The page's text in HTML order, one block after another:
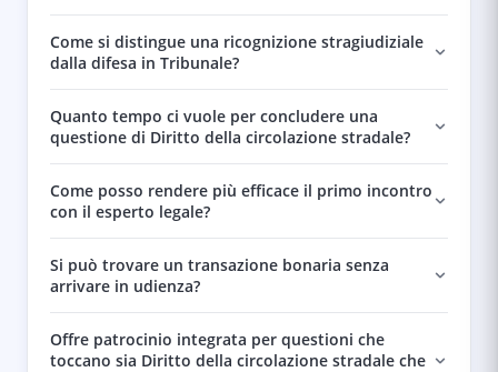
Come si distingue una ricognizione stragiudiziale
dalla difesa in Tribunale?
Quanto tempo ci vuole per concludere una
questione di Diritto della circolazione stradale?
Come posso rendere più efficace il primo incontro
con il esperto legale?
Si può trovare un transazione bonaria senza
arrivare in udienza?
Offre patrocinio integrata per questioni che
toccano sia Diritto della circolazione stradale che